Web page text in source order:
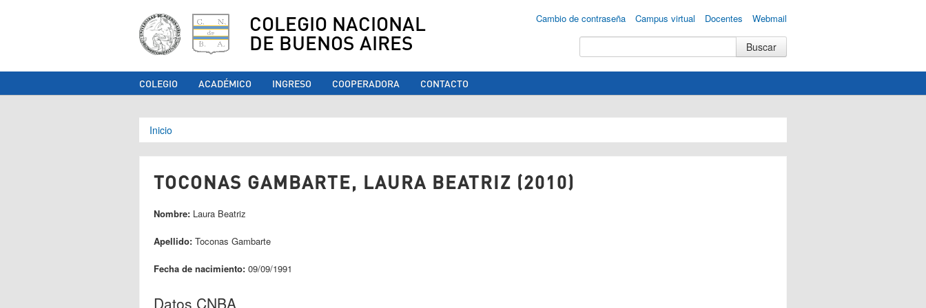
COLEGIO NACIONAL
DE BUENOS AIRES
Cambio de contraseña Campus virtual Docentes Webmail
COLEGIO ACADÉMICO INGRESO COOPERADORA CONTACTO
Se encuentra usted aquí
Inicio
TOCONAS GAMBARTE, LAURA BEATRIZ (2010)
Nombre: Laura Beatriz
Apellido: Toconas Gambarte
Fecha de nacimiento: 09/09/1991
Datos CNBA